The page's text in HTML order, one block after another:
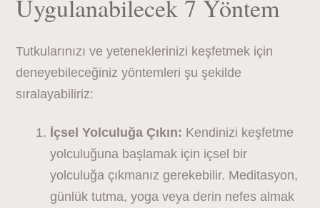
Uygulanabilecek 7 Yöntem
Tutkularınızı ve yeteneklerinizi keşfetmek için
deneyebileceğiniz yöntemleri şu şekilde
sıralayabiliriz:
İçsel Yolculuğa Çıkın: Kendinizi keşfetme
yolculuğuna başlamak için içsel bir
yolculuğa çıkmanız gerekebilir. Meditasyon,
günlük tutma, yoga veya derin nefes almak